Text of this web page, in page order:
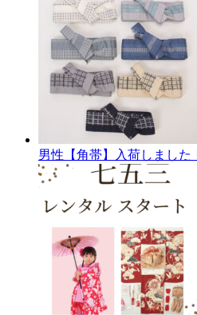
男性【角帯】入荷しました